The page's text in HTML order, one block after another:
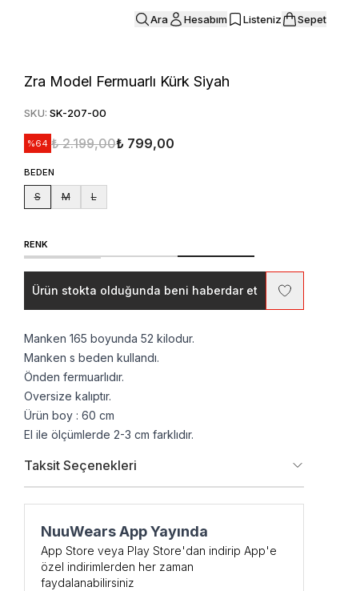
Ara Hesabım Listeniz Sepet
Zra Model Fermuarlı Kürk Siyah
SKU: SK-207-00
%64 ₺ 2.199,00₺ 799,00
BEDEN
S M L
RENK
Ürün stokta olduğunda beni haberdar et
Manken 165 boyunda 52 kilodur.
Manken s beden kullandı.
Önden fermuarlıdır.
Oversize kalıptır.
Ürün boy : 60 cm
El ile ölçümlerde 2-3 cm farklıdır.
Taksit Seçenekleri
NuuWears App Yayında
App Store veya Play Store'dan indirip App'e
özel indirimlerden her zaman
faydalanabilirsiniz
Özel